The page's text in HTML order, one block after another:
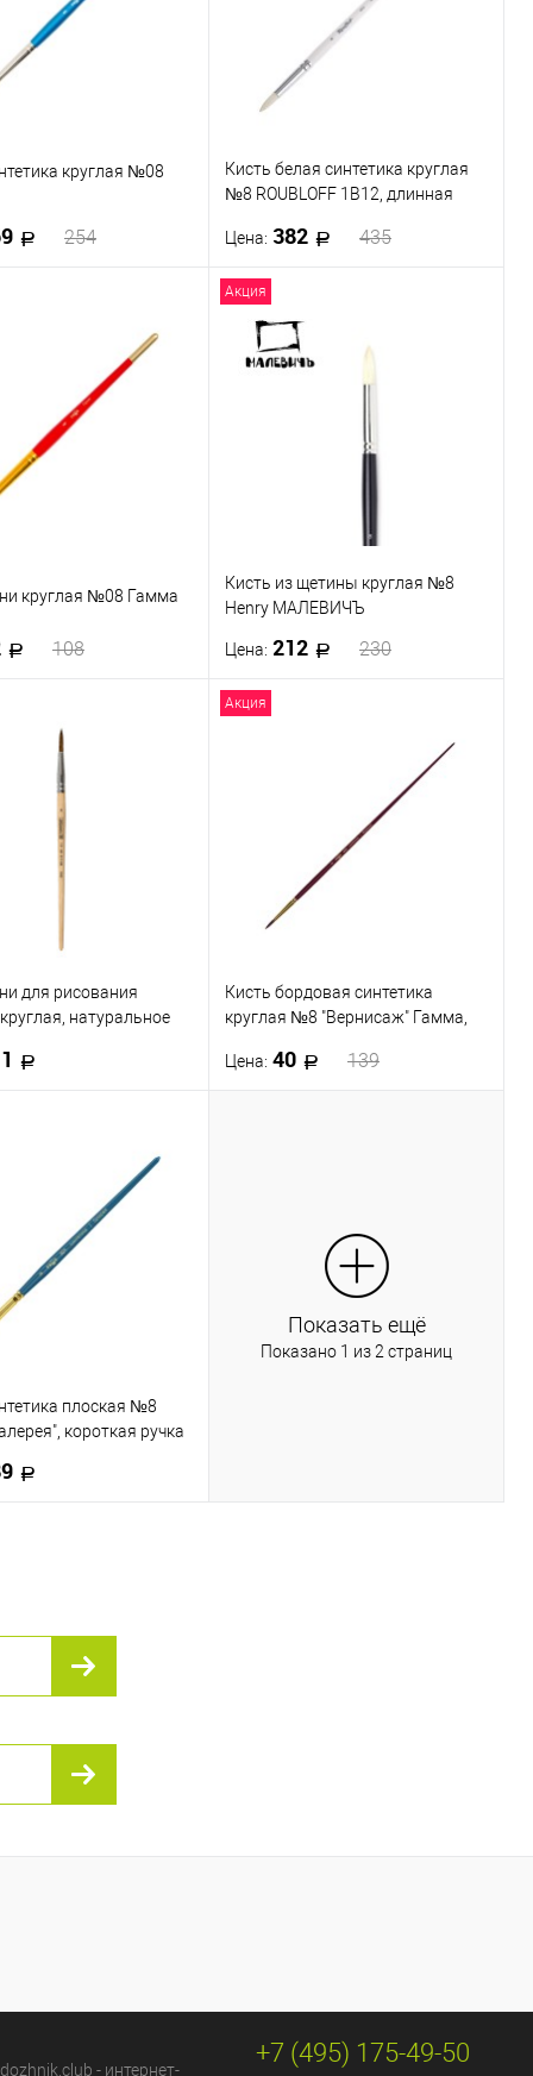
круглая №08
254
К сравнению
Кисть белая синтетика круглая
№8 ROUBLOFF 1B12, длинная
Цена: 382 435
Купить в 1 клик
круглая №08 Гамма
108
в 1 клик
Акция
Кисть из щетины круглая №8
Henry МАЛЕВИЧЪ
Цена: 212 230
К сравнению
для рисования
натуральное
К сравнению
Акция
Кисть бордовая синтетика
круглая №8 "Вернисаж" Гамма,
Цена: 40 139
плоская №8
короткая ручка
В наличии
Показать ещё
Показано 1 из 2 страниц
- интернет-
+7 (495) 175-49-50